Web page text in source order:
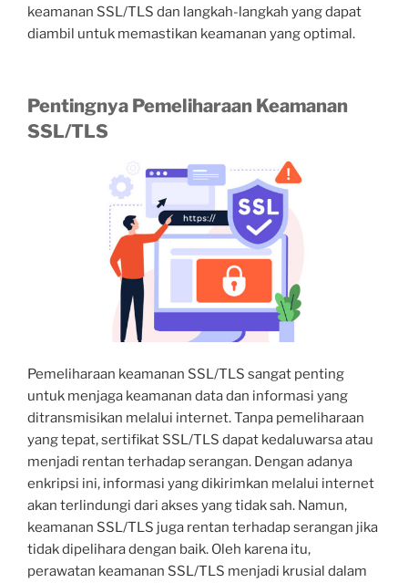
keamanan SSL/TLS dan langkah-langkah yang dapat
diambil untuk memastikan keamanan yang optimal.
Pentingnya Pemeliharaan Keamanan
SSL/TLS
Pemeliharaan keamanan SSL/TLS sangat penting
untuk menjaga keamanan data dan informasi yang
ditransmisikan melalui internet. Tanpa pemeliharaan
yang tepat, sertifikat SSL/TLS dapat kedaluwarsa atau
menjadi rentan terhadap serangan. Dengan adanya
enkripsi ini, informasi yang dikirimkan melalui internet
akan terlindungi dari akses yang tidak sah. Namun,
keamanan SSL/TLS juga rentan terhadap serangan jika
tidak dipelihara dengan baik. Oleh karena itu,
perawatan keamanan SSL/TLS menjadi krusial dalam